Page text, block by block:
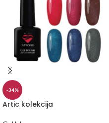
-34%
Artic kolekcija